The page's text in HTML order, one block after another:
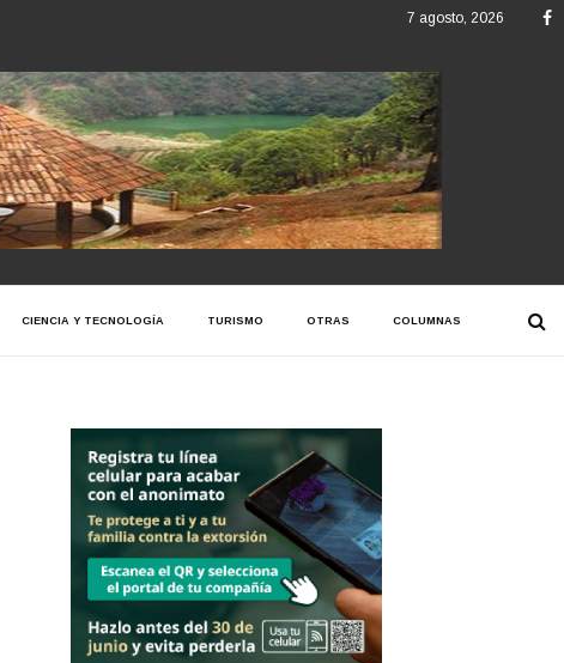
7 agosto, 2026
CIENCIA Y TECNOLOGÍA TURISMO OTRAS COLUMNAS